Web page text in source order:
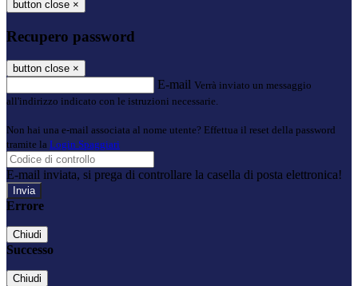
button close ×
Recupero password
button close ×
E-mail Verrà inviato un messaggio
all'indirizzo indicato con le istruzioni necessarie.
Non hai una e-mail associata al nome utente? Effettua il reset della password
tramite la Login Spaggiari
E-mail inviata, si prega di controllare la casella di posta elettronica!
Errore
Chiudi
Successo
Chiudi